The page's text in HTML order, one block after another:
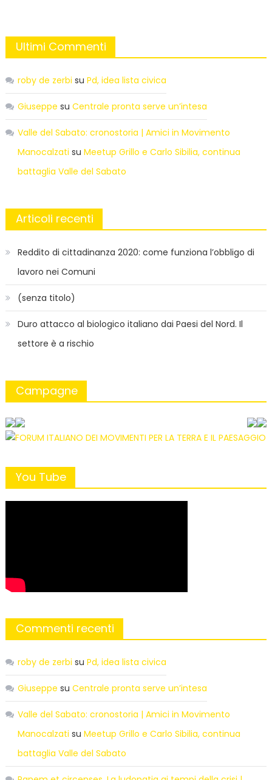
Ultimi Commenti
roby de zerbi su Pd, idea lista civica
Giuseppe su Centrale pronta serve un’intesa
Valle del Sabato: cronostoria | Amici in Movimento
Manocalzati su Meetup Grillo e Carlo Sibilia, continua
battaglia Valle del Sabato
Articoli recenti
Reddito di cittadinanza 2020: come funziona l’obbligo di
lavoro nei Comuni
(senza titolo)
Duro attacco al biologico italiano dai Paesi del Nord. Il
settore è a rischio
Campagne
You Tube
Commenti recenti
roby de zerbi su Pd, idea lista civica
Giuseppe su Centrale pronta serve un’intesa
Valle del Sabato: cronostoria | Amici in Movimento
Manocalzati su Meetup Grillo e Carlo Sibilia, continua
battaglia Valle del Sabato